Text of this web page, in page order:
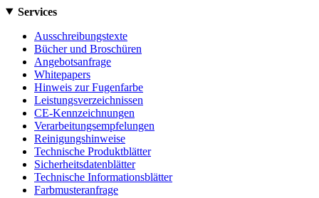
Services
Ausschreibungstexte
Bücher und Broschüren
Angebotsanfrage
Whitepapers
Hinweis zur Fugenfarbe
Leistungsverzeichnissen
CE-Kennzeichnungen
Verarbeitungsempfelungen
Reinigungshinweise
Technische Produktblätter
Sicherheitsdatenblätter
Technische Informationsblätter
Farbmusteranfrage